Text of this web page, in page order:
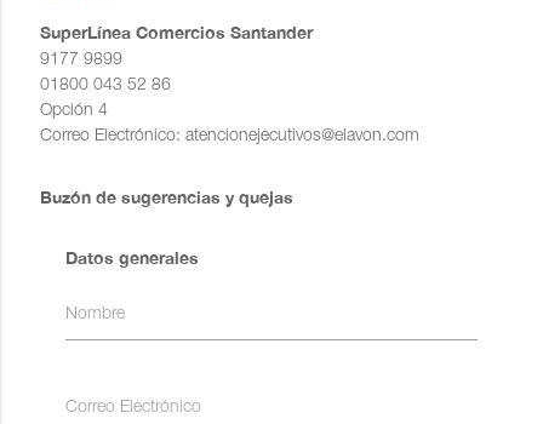
SuperLínea Comercios Santander
9177 9899
01800 043 52 86
Opción 4
Correo Electrónico: atencionejecutivos@elavon.com
Buzón de sugerencias y quejas
Datos generales
Nombre
Correo Electrónico